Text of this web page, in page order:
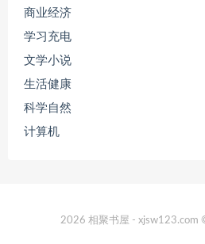
商业经济
学习充电
文学小说
生活健康
科学自然
计算机
2026 相聚书屋 - xjsw123.com